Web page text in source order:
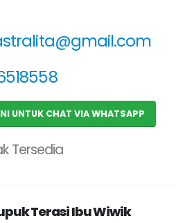
UNTUK CHAT VIA WHATSAPP
Tersedia
Terasi Ibu Wiwik